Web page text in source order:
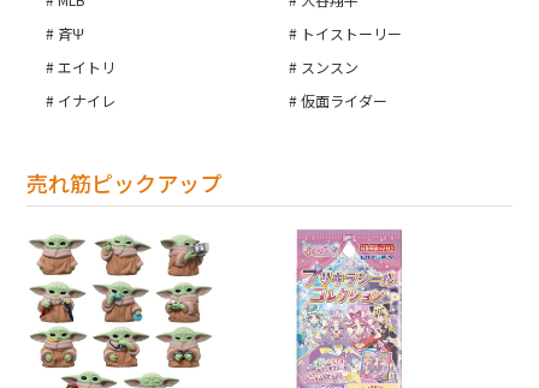
斉Ψ
トイストーリー
エイトリ
スンスン
イナイレ
仮面ライダー
売れ筋ピックアップ
お買い物を続ける